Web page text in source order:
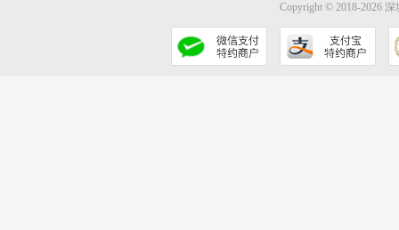
Copyright © 2018-2026